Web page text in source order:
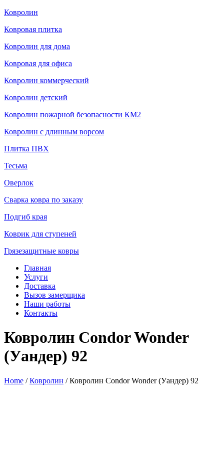
Ковролин
Ковровая плитка
Ковролин для дома
Ковровая для офиса
Ковролин коммерческий
Ковролин детский
Ковролин пожарной безопасности КМ2
Ковролин с длинным ворсом
Плитка ПВХ
Тесьма
Оверлок
Сварка ковра по заказу
Подгиб края
Коврик для ступеней
Грязезащитные ковры
Главная
Услуги
Доставка
Вызов замерщика
Наши работы
Контакты
Ковролин Condor Wonder
(Уандер) 92
Home /Ковролин / Ковролин Condor Wonder (Уандер) 92